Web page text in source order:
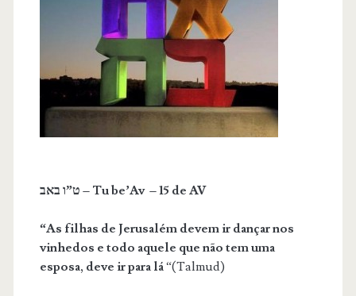
ט”ו באב – Tu be’Av – 15 de AV
“As filhas de Jerusalém devem ir dançar nos
vinhedos e todo aquele que não tem uma
esposa, deve ir para lá“(Talmud)